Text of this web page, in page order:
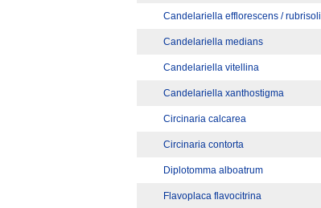
Candelariella efflorescens / rubrisoli
Candelariella medians
Candelariella vitellina
Candelariella xanthostigma
Circinaria calcarea
Circinaria contorta
Diplotomma alboatrum
Flavoplaca flavocitrina